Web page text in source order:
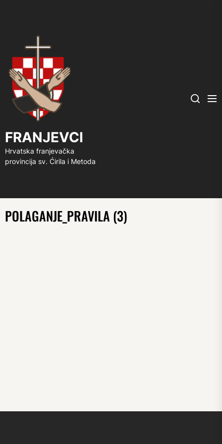
FRANJEVCI
Hrvatska franjevačka
provincija sv. Ćirila i Metoda
Search
POLAGANJE_PRAVILA (3)